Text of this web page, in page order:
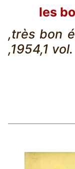
les
,très bon
,1954,1